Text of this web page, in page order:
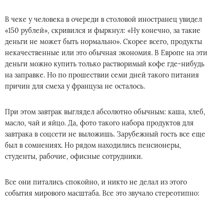
В чеке у человека в очереди в столовой иностранец увидел
«150 рублей», скривился и фыркнул: «Ну конечно, за такие
деньги не может быть нормально». Скорее всего, продукты
некачественные или это обычная экономия. В Европе на эти
деньги можно купить только растворимый кофе где-нибудь
на заправке. Но по прошествии семи дней такого питания
причин для смеха у француза не осталось.
При этом завтрак выглядел абсолютно обычным: каша, хлеб,
масло, чай и яйцо. Да, фото такого набора продуктов для
завтрака в соцсети не выложишь. Зарубежный гость все еще
был в сомнениях. Но рядом находились пенсионеры,
студенты, рабочие, офисные сотрудники.
Все они питались спокойно, и никто не делал из этого
события мирового масштаба. Все это звучало стереотипно: